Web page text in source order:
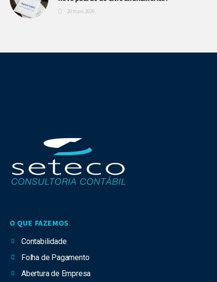
20 maio 2026
O QUE FAZEMOS
Contabilidade
Folha de Pagamento
Abertura de Empresa